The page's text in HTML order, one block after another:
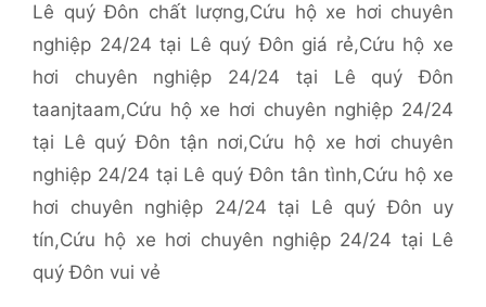
Lê quý Đôn chất lượng,Cứu hộ xe hơi chuyên
nghiệp 24/24 tại Lê quý Đôn giá rẻ,Cứu hộ xe
hơi chuyên nghiệp 24/24 tại Lê quý Đôn
taanjtaam,Cứu hộ xe hơi chuyên nghiệp 24/24
tại Lê quý Đôn tận nơi,Cứu hộ xe hơi chuyên
nghiệp 24/24 tại Lê quý Đôn tân tình,Cứu hộ xe
hơi chuyên nghiệp 24/24 tại Lê quý Đôn uy
tín,Cứu hộ xe hơi chuyên nghiệp 24/24 tại Lê
quý Đôn vui vẻ